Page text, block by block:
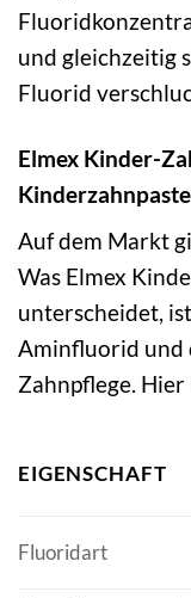
und gleichzeitig
Fluorid
Elmex Kinder-
Auf dem Markt
Was Elmex
unterscheidet,
Aminfluorid und
Zahnpflege.
EIGENSCHAFT
Fluoridart